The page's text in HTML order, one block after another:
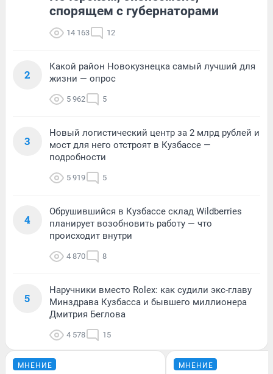
спорящем с губернаторами
14 163 12
2
Какой район Новокузнецка самый лучший для
жизни — опрос
5 962 5
3
Новый логистический центр за 2 млрд рублей и
мост для него отстроят в Кузбассе —
подробности
5 919 5
4
Обрушившийся в Кузбассе склад Wildberries
планирует возобновить работу — что
происходит внутри
4 870 8
5
Наручники вместо Rolex: как судили экс-главу
Минздрава Кузбасса и бывшего миллионера
Дмитрия Беглова
4 578 15
МНЕНИЕ МНЕНИЕ